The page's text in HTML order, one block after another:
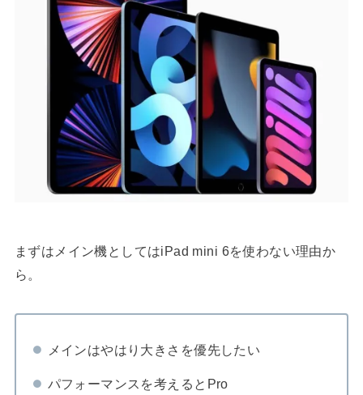
まずはメイン機としてはiPad mini 6を使わない理由か
ら。
メインはやはり大きさを優先したい
パフォーマンスを考えるとPro